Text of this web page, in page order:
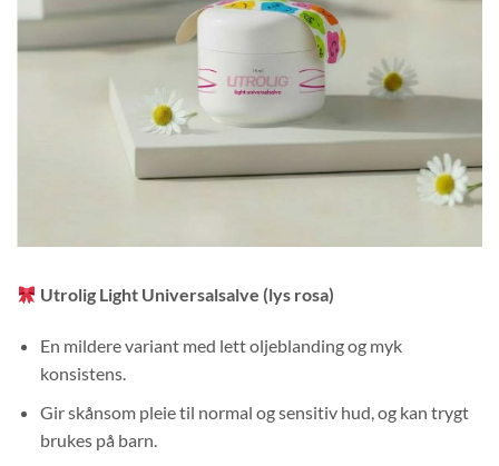
Utrolig Light Universalsalve (lys rosa)
En mildere variant med lett oljeblanding og myk
konsistens.
Gir skånsom pleie til normal og sensitiv hud, og kan trygt
brukes på barn.